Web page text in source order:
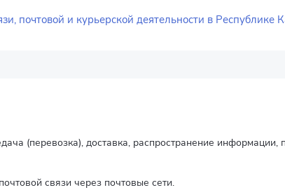
почтовой и курьерской деятельности в Республике
(перевозка), доставка, распространение
связи через почтовые сети.